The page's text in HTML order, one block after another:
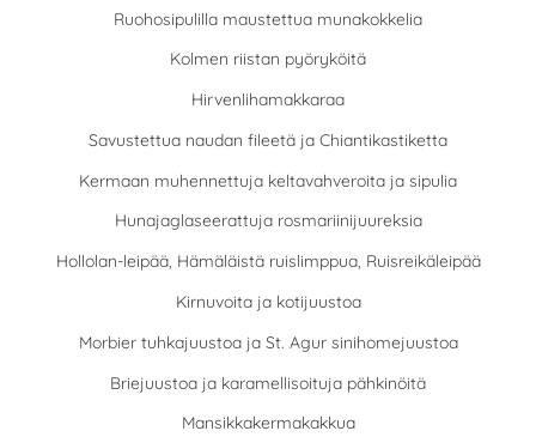
Ruohosipulilla maustettua munakokkelia
Kolmen riistan pyöryköitä
Hirvenlihamakkaraa
Savustettua naudan fileetä ja Chiantikastiketta
Kermaan muhennettuja keltavahveroita ja sipulia
Hunajaglaseerattuja rosmariinijuureksia
Hollolan-leipää, Hämäläistä ruislimppua, Ruisreikäleipää
Kirnuvoita ja kotijuustoa
Morbier tuhkajuustoa ja St. Agur sinihomejuustoa
Briejuustoa ja karamellisoituja pähkinöitä
Mansikkakermakakkua